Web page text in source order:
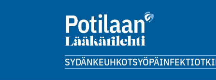
SYDÄNKEUHKOTSYÖPÄINFEKTIOT